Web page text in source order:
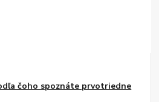
čoho spoznáte prvotriedne